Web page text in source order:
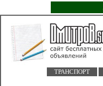
ТРАНСПОРТ